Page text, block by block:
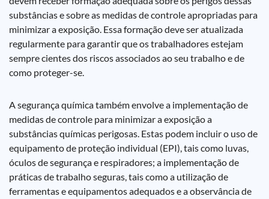
substâncias e sobre as medidas de controle apropriadas para
minimizar a exposição. Essa formação deve ser atualizada
regularmente para garantir que os trabalhadores estejam
sempre cientes dos riscos associados ao seu trabalho e de
como proteger-se.
A segurança química também envolve a implementação de
medidas de controle para minimizar a exposição a
substâncias químicas perigosas. Estas podem incluir o uso de
equipamento de proteção individual (EPI), tais como luvas,
óculos de segurança e respiradores; a implementação de
práticas de trabalho seguras, tais como a utilização de
ferramentas e equipamentos adequados e a observância de